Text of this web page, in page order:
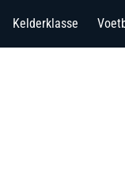
Kelderklasse